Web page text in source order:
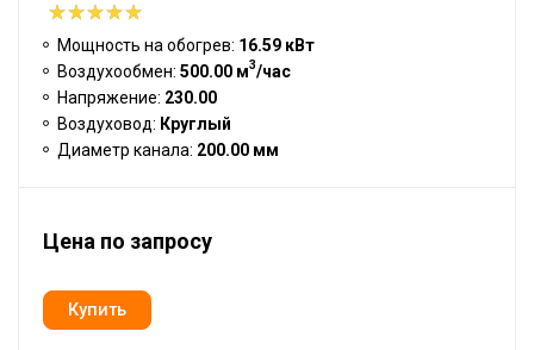
Мощность на обогрев: 16.59 кВт
Воздухообмен: 500.00 м3/час
Напряжение: 230.00
Воздуховод: Круглый
Диаметр канала: 200.00 мм
Цена по запросу